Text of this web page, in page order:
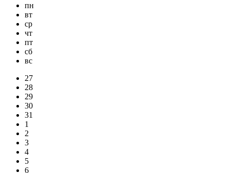
пн
вт
ср
чт
пт
сб
вс
27
28
29
30
31
1
2
3
4
5
6